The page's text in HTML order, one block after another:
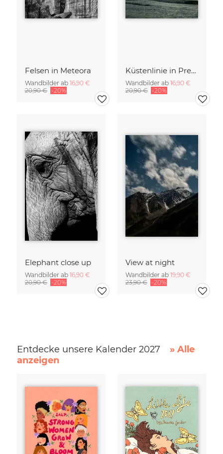
Felsen in Meteora
Wandbilder ab 16,90 €
20,90 € -20%
Küstenlinie in Prembrokeshire, Wales
Wandbilder ab 16,90 €
20,90 € -20%
Elephant close up
Wandbilder ab 16,90 €
20,90 € -20%
View at night
Wandbilder ab 19,90 €
23,90 € -20%
Entdecke unsere Kalender 2027
» Alle
anzeigen